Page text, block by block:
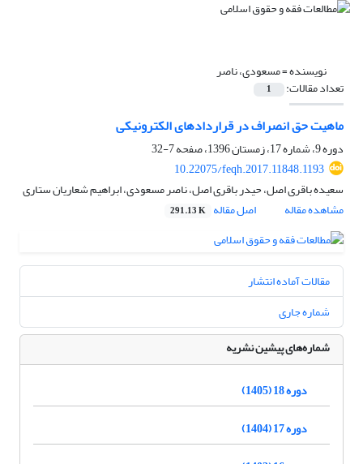
نویسنده =مسعودی، ناصر
تعداد مقالات: 1
ماهیت حق انصراف در قراردادهای الکترونیکی
دوره 9، شماره 17، زمستان 1396، صفحه
7-32
10.22075/feqh.2017.11848.1193
سعیده باقری اصل، حیدر باقری اصل، ناصر مسعودی، ابراهیم شعاریان ستاری
مشاهده مقاله
اصل مقاله 291.13 K
مقالات آماده انتشار
شماره جاری
شماره‌های پیشین نشریه
دوره 18 (1405)
دوره 17 (1404)